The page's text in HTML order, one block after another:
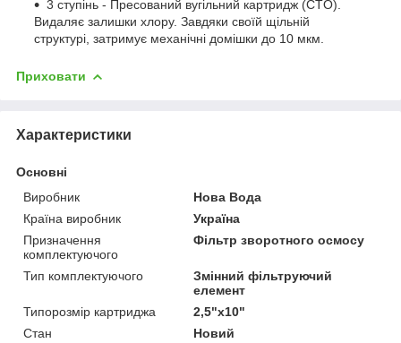
3 ступінь - Пресований вугільний картридж (CTO).
Видаляє залишки хлору. Завдяки своїй щільній
структурі, затримує механічні домішки до 10 мкм.
Приховати
Характеристики
Основні
Виробник
Нова Вода
Країна виробник
Україна
Призначення
комплектуючого
Фільтр зворотного осмосу
Тип комплектуючого
Змінний фільтруючий
елемент
Типорозмір картриджа
2,5"х10"
Стан
Новий